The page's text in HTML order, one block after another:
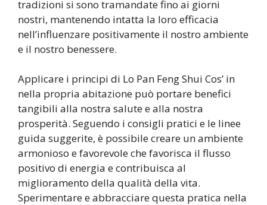
tradizioni si sono tramandate fino ai giorni
nostri, mantenendo intatta la loro efficacia
nell’influenzare positivamente il nostro ambiente
e il nostro benessere.
Applicare i principi di Lo Pan Feng Shui Cos’ in
nella propria abitazione può portare benefici
tangibili alla nostra salute e alla nostra
prosperità. Seguendo i consigli pratici e le linee
guida suggerite, è possibile creare un ambiente
armonioso e favorevole che favorisca il flusso
positivo di energia e contribuisca al
miglioramento della qualità della vita.
Sperimentare e abbracciare questa pratica nella